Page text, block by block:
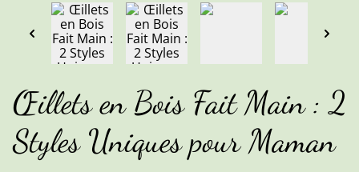
Œillets en Bois Fait Main : 2
Styles Uniques pour Maman